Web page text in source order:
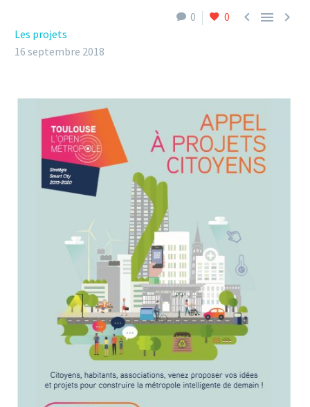
0 0   
Les projets
16 septembre 2018